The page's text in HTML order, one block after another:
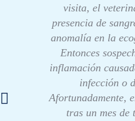
visita, el
presencia de
anomalía en la
Entonces
inflamación
infección o
Afortunadamente,
tras un mes de